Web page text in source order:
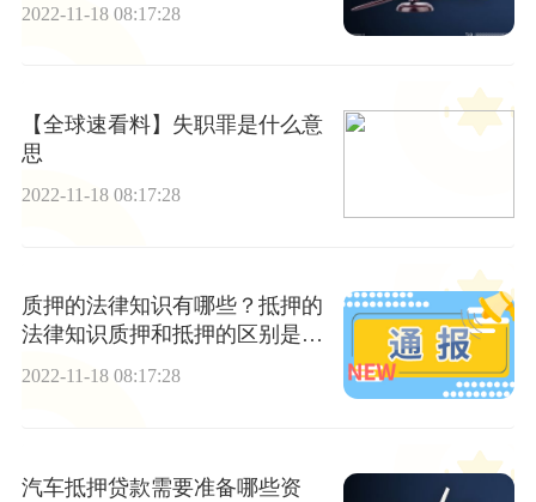
2022-11-18 08:17:28
【全球速看料】失职罪是什么意
思
2022-11-18 08:17:28
质押的法律知识有哪些？抵押的
法律知识质押和抵押的区别是什
么？
2022-11-18 08:17:28
汽车抵押贷款需要准备哪些资